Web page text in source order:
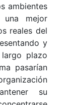
ambientes
mejor
reales del
y
plazo
pasarían
su